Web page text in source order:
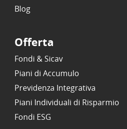
Blog
Offerta
Fondi & Sicav
Piani di Accumulo
Previdenza Integrativa
Piani Individuali di Risparmio
Fondi ESG